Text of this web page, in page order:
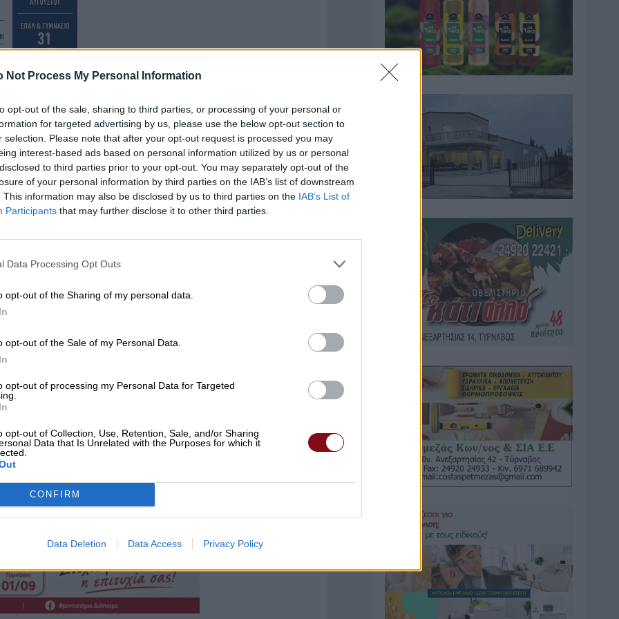
Not Process My Personal Information
opt-out of the sale, sharing to third parties, or processing of your personal or
for targeted advertising by us, please use the below opt-out section to
selection. Please note that after your opt-out request is processed you may
interest-based ads based on personal information utilized by us or personal
to third parties prior to your opt-out. You may separately opt-out of the
of your personal information by third parties on the IAB’s list of downstream
This information may also be disclosed by us to third parties on the IAB’s List of
Participants that may further disclose it to other third parties.
Data Processing Opt Outs
opt-out of the Sharing of my personal data.
opt-out of the Sale of my Personal Data.
opt-out of processing my Personal Data for Targeted
opt-out of Collection, Use, Retention, Sale, and/or Sharing
Data that Is Unrelated with the Purposes for which it
CONFIRM
Data Deletion Data Access Privacy Policy
ΔΑΣ-ΟΤΑ Λάρισας για άλλη μια φορά έγραψαν στα
Βασικός τους σκοπός να αποκλείσουν τη ΔΑΣ
τις καρέκλες για να είναι πιο εύκολη η
υπηρεσιακούς παράγοντες. Γραμμάτια είναι